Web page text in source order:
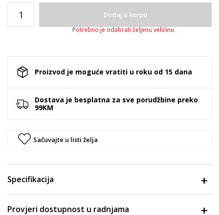
Dodaj u korpu
Potrebno je odabrati željenu veličinu
Proizvod je moguće vratiti u roku od 15 dana
Dostava je besplatna za sve porudžbine preko
99KM
Sačuvajte u listi želja
Specifikacija
Provjeri dostupnost u radnjama